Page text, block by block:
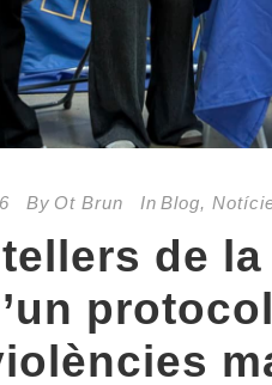
By Ot Brun In Blog,
de